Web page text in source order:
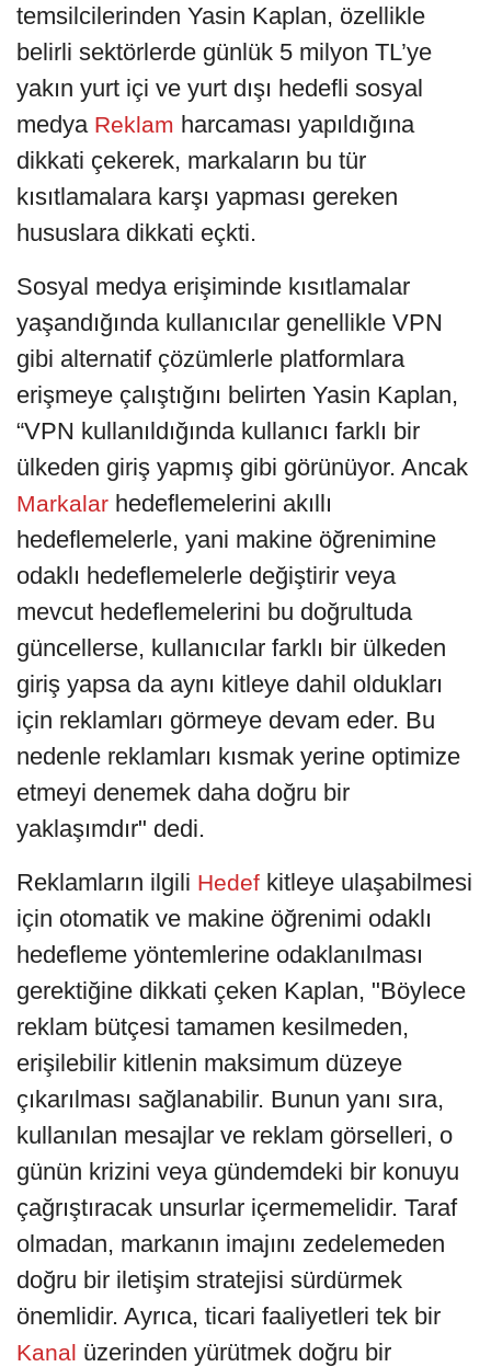
temsilcilerinden Yasin Kaplan, özellikle
belirli sektörlerde günlük 5 milyon TL’ye
yakın yurt içi ve yurt dışı hedefli sosyal
medya Reklam harcaması yapıldığına
dikkati çekerek, markaların bu tür
kısıtlamalara karşı yapması gereken
hususlara dikkati eçkti.
Sosyal medya erişiminde kısıtlamalar
yaşandığında kullanıcılar genellikle VPN
gibi alternatif çözümlerle platformlara
erişmeye çalıştığını belirten Yasin Kaplan,
“VPN kullanıldığında kullanıcı farklı bir
ülkeden giriş yapmış gibi görünüyor. Ancak
Markalar hedeflemelerini akıllı
hedeflemelerle, yani makine öğrenimine
odaklı hedeflemelerle değiştirir veya
mevcut hedeflemelerini bu doğrultuda
güncellerse, kullanıcılar farklı bir ülkeden
giriş yapsa da aynı kitleye dahil oldukları
için reklamları görmeye devam eder. Bu
nedenle reklamları kısmak yerine optimize
etmeyi denemek daha doğru bir
yaklaşımdır" dedi.
Reklamların ilgili Hedef kitleye ulaşabilmesi
için otomatik ve makine öğrenimi odaklı
hedefleme yöntemlerine odaklanılması
gerektiğine dikkati çeken Kaplan, "Böylece
reklam bütçesi tamamen kesilmeden,
erişilebilir kitlenin maksimum düzeye
çıkarılması sağlanabilir. Bunun yanı sıra,
kullanılan mesajlar ve reklam görselleri, o
günün krizini veya gündemdeki bir konuyu
çağrıştıracak unsurlar içermemelidir. Taraf
olmadan, markanın imajını zedelemeden
doğru bir iletişim stratejisi sürdürmek
önemlidir. Ayrıca, ticari faaliyetleri tek bir
Kanal üzerinden yürütmek doğru bir